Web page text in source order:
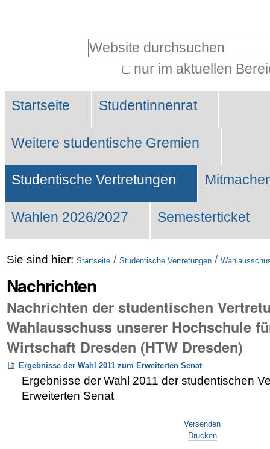
Website durchsuchen
nur im aktuellen
Suche…
Sektionen
Startseite Studentinnenrat
Weitere studentische Gremien
Studentische Vertretungen
Wahlen 2026/2027 Semesterticket
Sie sind hier: Startseite / Studentische Vertretungen /
Nachrichten
Nachrichten der studentischen
Wahlausschuss unserer Hochschule
Wirtschaft Dresden (HTW Dresden)
Ergebnisse der Wahl 2011 zum Erweiterten Senat
Ergebnisse der Wahl 2011 der studentischen
Erweiterten Senat
Versenden
Drucken